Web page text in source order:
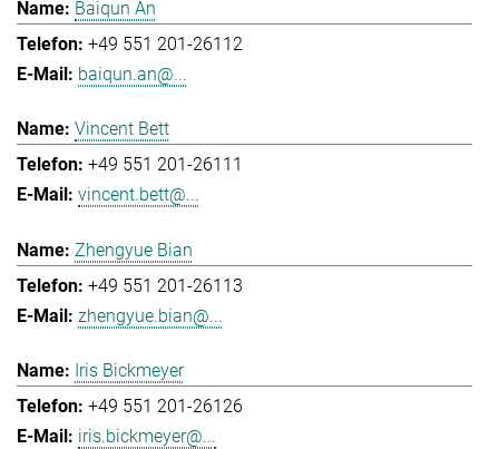
Baiqun An
+49 551 201-26112
baiqun.an@...
Vincent Bett
+49 551 201-26111
vincent.bett@...
Zhengyue Bian
+49 551 201-26113
zhengyue.bian@...
Iris Bickmeyer
+49 551 201-26126
iris.bickmeyer@...